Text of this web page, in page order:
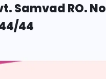
Samvad RO. No
44